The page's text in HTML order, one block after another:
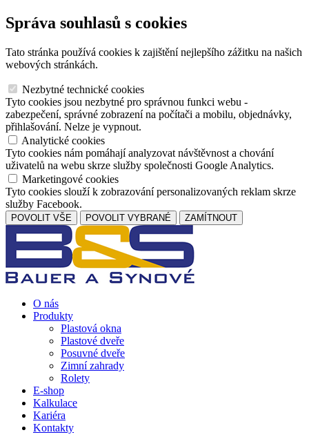
Správa souhlasů s cookies
Tato stránka používá cookies k zajištění nejlepšího zážitku na našich
webových stránkách.
Nezbytné technické cookies
Tyto cookies jsou nezbytné pro správnou funkci webu -
zabezpečení, správné zobrazení na počítači a mobilu, objednávky,
přihlašování. Nelze je vypnout.
Analytické cookies
Tyto cookies nám pomáhají analyzovat návštěvnost a chování
uživatelů na webu skrze služby společnosti Google Analytics.
Marketingové cookies
Tyto cookies slouží k zobrazování personalizovaných reklam skrze
služby Facebook.
POVOLIT VŠE POVOLIT VYBRANÉ ZAMÍTNOUT
O nás
Produkty
Plastová okna
Plastové dveře
Posuvné dveře
Zimní zahrady
Rolety
E-shop
Kalkulace
Kariéra
Kontakty